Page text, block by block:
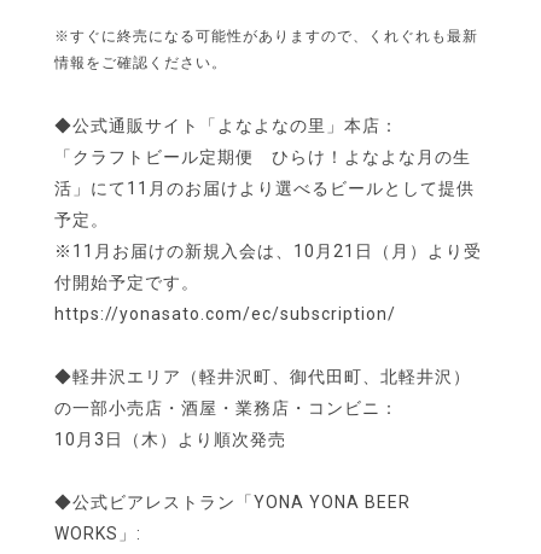
※すぐに終売になる可能性がありますので、くれぐれも最新
情報をご確認ください。
◆公式通販サイト「よなよなの里」本店：
「クラフトビール定期便 ひらけ！よなよな月の生
活」にて11月のお届けより選べるビールとして提供
予定。
※11月お届けの新規入会は、10月21日（月）より受
付開始予定です。
https://yonasato.com/ec/subscription/
◆軽井沢エリア（軽井沢町、御代田町、北軽井沢）
の一部小売店・酒屋・業務店・コンビニ：
10月3日（木）より順次発売
◆公式ビアレストラン「YONA YONA BEER
WORKS」: